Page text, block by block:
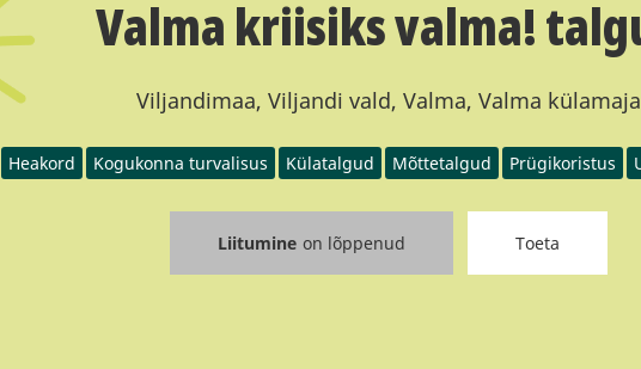
Valma kriisiks valma!
Viljandimaa, Viljandi vald, Valma, Valma külamaja
Heakord Kogukonna turvalisus Külatalgud Mõttetalgud Prügikoristus
Liitumine on lõppenud Toeta